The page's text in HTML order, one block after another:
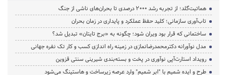
هماتیت‌گلد؛ از تجربه رشد ۲۰۰۰ درصدی تا بحران‌های ناشی از جنگ
تاب‌آوری سازمانی؛ کلید حفظ عملکرد و پایداری در زمان بحران
ساختمانی که قرار بود ویران شود؛ چگونه به «برج تایتان» تبدیل شد؟
مدل نوآورانه دکترمحمدرضانمازی در زمینه راه اندازی کسب و کار تک نفره جهانی
رویداد استارت‌آپی نوآوری در پخت و بسته‌بندی شیرینی سنتی قزوین
طرح و ایده شمیم با "ابر شمیم" وارد عرصه زیرساخت و هاستینگ می‌شود